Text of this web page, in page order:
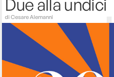
Due alla undici
diCesare Alemanni